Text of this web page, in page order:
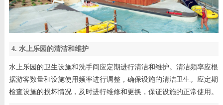
4. 水上乐园的清洁和维护
水上乐园的卫生设施和洗手间应定期进行清洁和维护。清洁频率应根
据游客数量和设施使用频率进行调整，确保设施的清洁卫生。应定期
检查设施的损坏情况，及时进行维修和更换，保证设施的正常使用。